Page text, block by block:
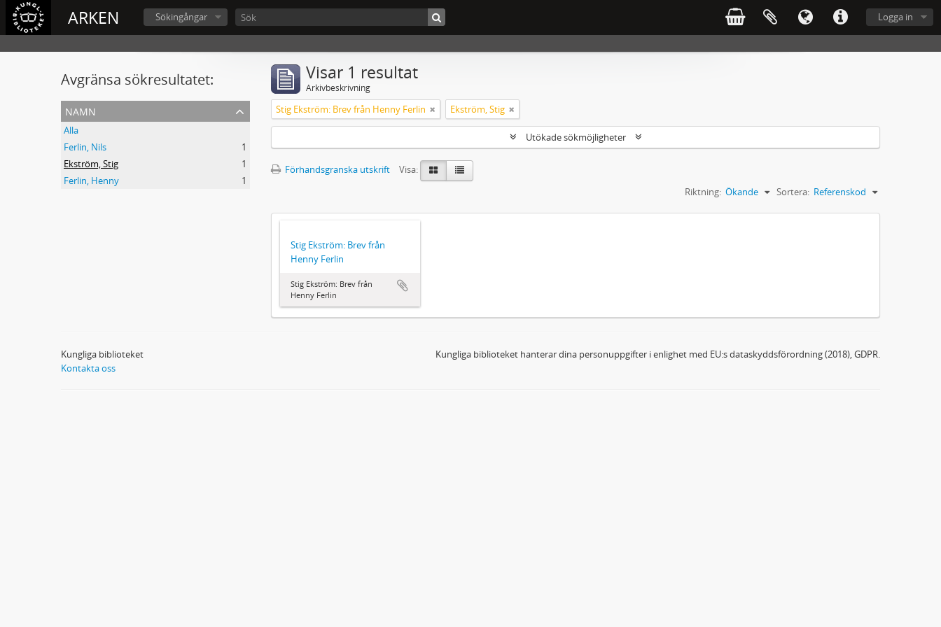
ARKEN Logga in
Sökingångar
Avgränsa sökresultatet:
namn
Alla
Ferlin, Nils
1
Ekström, Stig
1
Ferlin, Henny
1
Visar 1 resultat
Arkivbeskrivning
Stig Ekström: Brev från Henny Ferlin Ekström, Stig
Utökade sökmöjligheter
Förhandsgranska utskrift
Visa:
Sortera: Referenskod
Riktning: Ökande
Stig Ekström: Brev från
Henny Ferlin
Stig Ekström: Brev från
Henny Ferlin
Kungliga biblioteket
Kontakta oss
Kungliga biblioteket hanterar dina personuppgifter i enlighet med EU:s dataskyddsförordning (2018), GDPR.